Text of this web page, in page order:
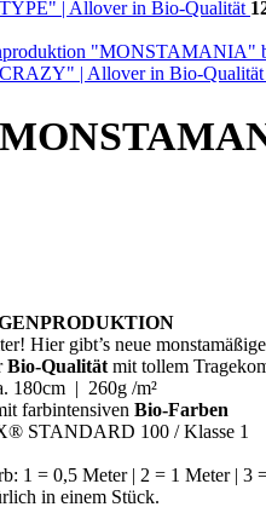
| Allover in Bio-Qualität
| Allover in Bio-
Hier gibt’s neue
Bio-Qualität mit tollem
180cm | 260g /m²
farbintensiven Bio-Farben
STANDARD 100 / Klasse 1
1 = 0,5 Meter | 2 = 1 Meter | 3
in einem Stück.